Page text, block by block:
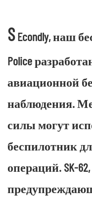
SEcondly, наш
Police
авиационной
наблюдения.
силы могут
беспилотник
операций. SK-